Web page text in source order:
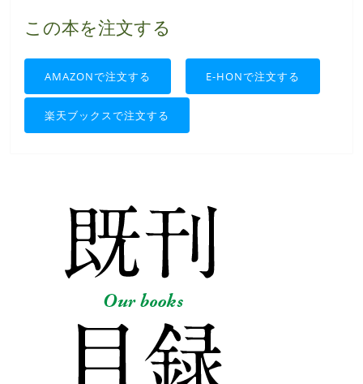
この本を注文する
AMAZONで注文する E-HONで注文する
楽天ブックスで注文する